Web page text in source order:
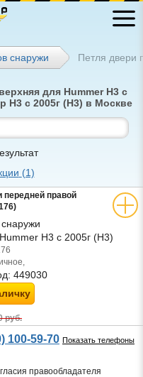
снаружи Петля двери
для Hummer H3 с
H3 с 2005г (Н3) в Москве
(1)
передней правой
снаружи
Hummer H3 с 2005г (Н3)
449030
руб.
100-59-70 Показать телефоны
правообладателя